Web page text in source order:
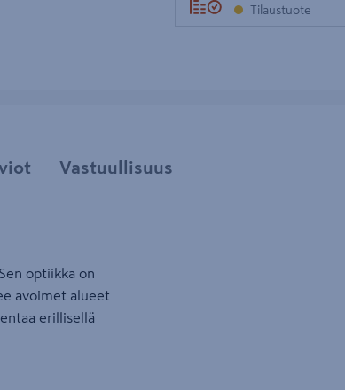
Tilaustuote
Vastuullisuus
optiikka on
avoimet alueet
erillisellä